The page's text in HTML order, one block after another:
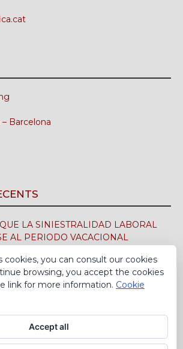
Barcelona
LA SINIESTRALIDAD LABORAL
AL PERIODO VACACIONAL
EN EL SIMA EL CONVENIO
INDUSTRIA DEL CALZADO PARA EL
cookies, you can consult our cookies
browsing, you accept the cookies
link for more information. Cookie
Accept all